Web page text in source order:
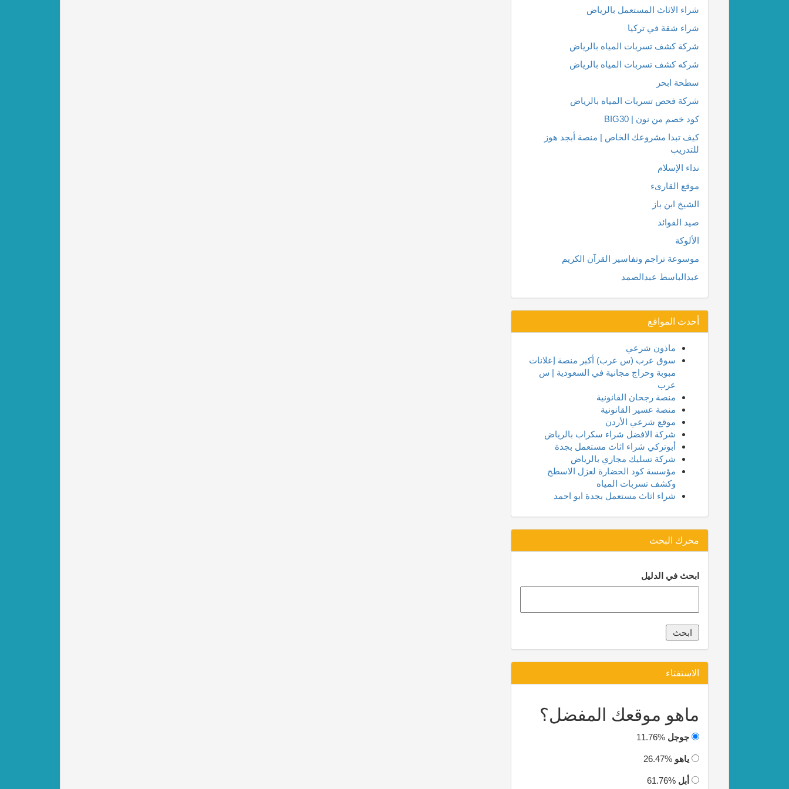
شراء الاثاث المستعمل بالرياض
شراء شقة في تركيا
شركة كشف تسربات المياه بالرياض
شركه كشف تسربات المياه بالرياض
سطحة ابحر
شركة فحص تسربات المياه بالرياض
كود خصم من نون | BIG30
كيف تبدا مشروعك الخاص | منصة أبجد هوز
للتدريب
نداء الإسلام
موقع القارىء
الشيخ ابن باز
صيد الفوائد
الألوكة
موسوعة تراجم وتفاسير القرآن الكريم
عبدالباسط عبدالصمد
أحدث المواقع
ماذون شرعي
سوق عرب (س عرب) أكبر منصة إعلانات
مبوبة وحراج مجانية في السعودية | س
عرب
منصة رجحان القانونية
منصة عسير القانونية
موقع شرعي الأردن
شركة الافضل شراء سكراب بالرياض
أبوتركي شراء اثاث مستعمل بجدة
شركة تسليك مجاري بالرياض
مؤسسة كود الحضارة لعزل الاسطح
وكشف تسربات المياه
شراء اثاث مستعمل بجدة ابو احمد
محرك البحث
ابحث في الدليل
الاستفتاء
ماهو موقعك المفضل؟
جوجل 11.76%
ياهو 26.47%
أبل 61.76%